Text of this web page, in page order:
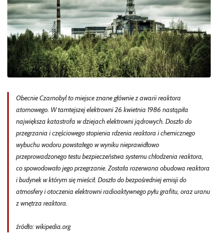
Obecnie Czarnobyl to miejsce znane głównie z awarii reaktora
atomowego. W tamtejszej elektrowni 26 kwietnia 1986 nastąpiła
największa katastrofa w dziejach elektrowni jądrowych. Doszło do
przegrzania i częściowego stopienia rdzenia reaktora i chemicznego
wybuchu wodoru powstałego w wyniku nieprawidłowo
przeprowadzonego testu bezpieczeństwa systemu chłodzenia reaktora,
co spowodowało jego przegrzanie. Została rozerwana obudowa reaktora
i budynek w którym się mieścił. Doszło do bezpośredniej emisji do
atmosfery i otoczenia elektrowni radioaktywnego pyłu grafitu, oraz uranu
z wnętrza reaktora.
źródło: wikipedia.org